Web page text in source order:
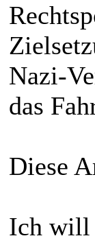
Nazi-
das
Diese
Ich will